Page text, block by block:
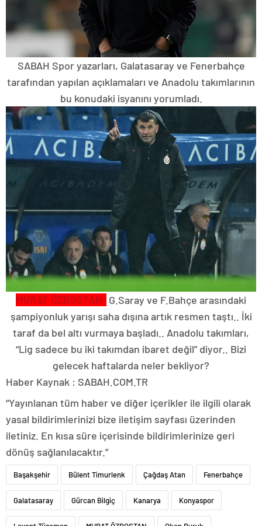
SABAH Spor yazarları, Galatasaray ve Fenerbahçe
tarafından yapılan açıklamaları ve Anadolu takımlarının
bu konudaki isyanını yorumladı.
MURAT ÖZBOSTAN: G.Saray ve F.Bahçe arasındaki
şampiyonluk yarışı saha dışına artık resmen taştı.. İki
taraf da bel altı vurmaya başladı.. Anadolu takımları,
“Lig sadece bu iki takımdan ibaret değil” diyor.. Bizi
gelecek haftalarda neler bekliyor?
Haber Kaynak : SABAH.COM.TR
“Yayınlanan tüm haber ve diğer içerikler ile ilgili olarak
yasal bildirimlerinizi bize iletişim sayfası üzerinden
iletiniz. En kısa süre içerisinde bildirimlerinize geri
dönüş sağlanılacaktır.”
Başakşehir Bülent Timurlenk Çağdaş Atan Fenerbahçe
Galatasaray Gürcan Bilgiç Kanarya Konyaspor